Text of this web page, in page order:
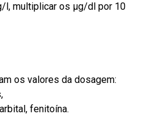
l, multiplicar os μg/dl por 10
os valores da dosagem:
fenitoína.